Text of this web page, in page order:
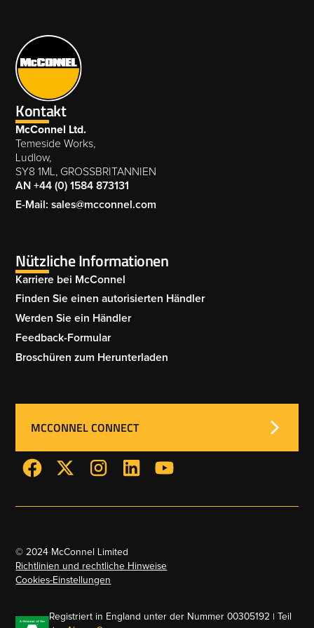
Kontakt
McConnel Ltd.
Temeside Works,
Ludlow,
SY8 1ML, GROSSBRITANNIEN
AN +44 (0) 1584 873131
E-Mail: sales@mcconnel.com
Nützliche Informationen
Karriere bei McConnel
Finden Sie einen autorisierten Händler
Werden Sie ein Händler
Feedback-Formular
Broschüren zum Herunterladen
MCCONNEL CONNECT
© 2024 McConnel Limited
Richtlinien und rechtliche Hinweise
Cookies-Einstellungen
Registriert in England unter der Nummer 00305192 | Teil